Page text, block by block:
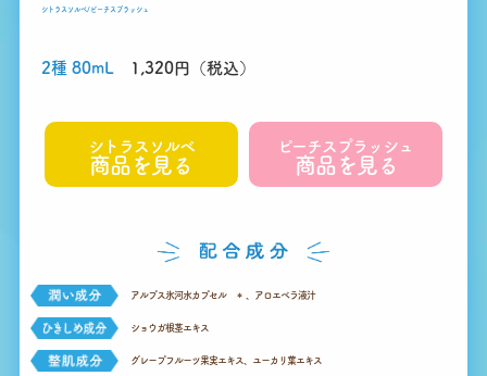
シトラスソルベ/ピーチスプラッシュ
2種 80mL 1,320円（税込）
シトラスソルベ
商品を見る
ピーチスプラッシュ
商品を見る
アルプス氷河水カプセル ＊ 、アロエベラ液汁
ショウガ根茎エキス
グレープフルーツ果実エキス、ユーカリ葉エキス